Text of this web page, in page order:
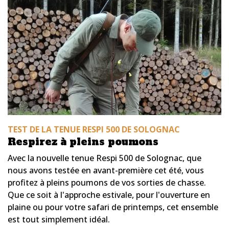
TEST DE LA TENUE RESPI 500 DE SOLOGNAC
Respirez à pleins poumons
Avec la nouvelle tenue Respi 500 de Solognac, que
nous avons testée en avant-première cet été, vous
profitez à pleins poumons de vos sorties de chasse.
Que ce soit à l'approche estivale, pour l'ouverture en
plaine ou pour votre safari de printemps, cet ensemble
est tout simplement idéal.